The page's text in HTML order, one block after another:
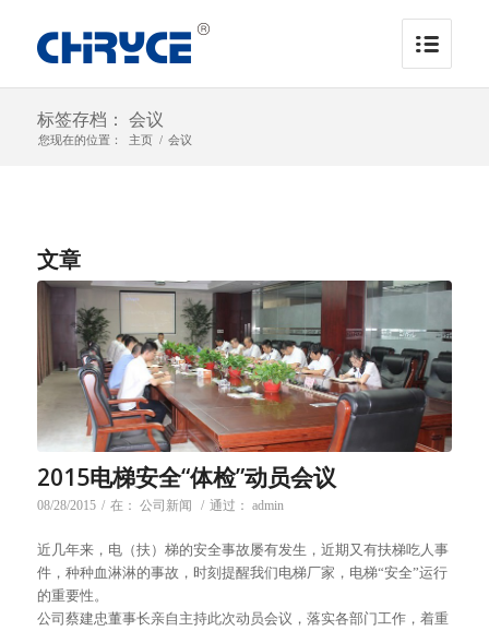
标签存档： 会议
您现在的位置： 主页 / 会议
文章
2015电梯安全“体检”动员会议
08/28/2015 / 在： 公司新闻 / 通过： admin
近几年来，电（扶）梯的安全事故屡有发生，近期又有扶梯吃人事
件，种种血淋淋的事故，时刻提醒我们电梯厂家，电梯“安全”运行
的重要性。
公司蔡建忠董事长亲自主持此次动员会议，落实各部门工作，着重